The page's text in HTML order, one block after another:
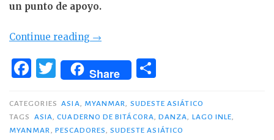
un punto de apoyo.
Continue reading «La
del
Inle»
→
F
c
e
T
w
it
te
Share
m
p
CATEGORIES ASIA, MYANMAR, SUDESTE ASIÁTICO
TAGS
ASIA,CUADERNO DE BITÁCORA,DANZA, LAGO INLE,
MYANMAR, PESCADORES, SUDESTE ASIÁTICO